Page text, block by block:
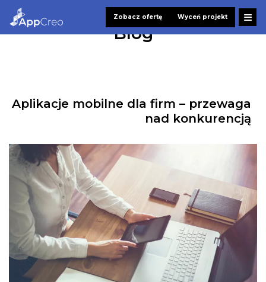
Zobacz ofertę Wyceń projekt
Blog
Aplikacje mobilne dla firm – przewaga
nad konkurencją